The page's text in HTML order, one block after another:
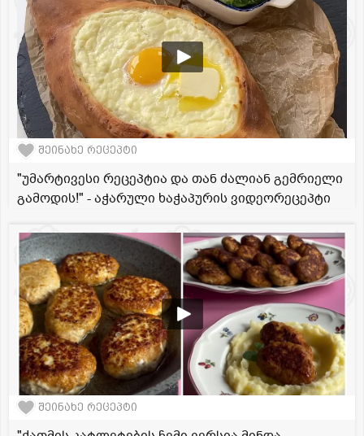
შეინახე რეცეპტი
"უმარტივესი რეცეპტია და თან ძალიან გემრიელი
გამოდის!" - აჭარული ხაჭაპურის ვიდეორეცეპტი
შეინახე რეცეპტი